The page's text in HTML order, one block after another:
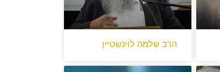
הרב שלמה לוינשטיין